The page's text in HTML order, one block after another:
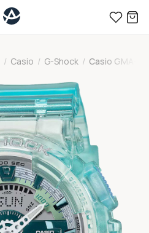
/ Casio / G-Shock / Casio GMA-